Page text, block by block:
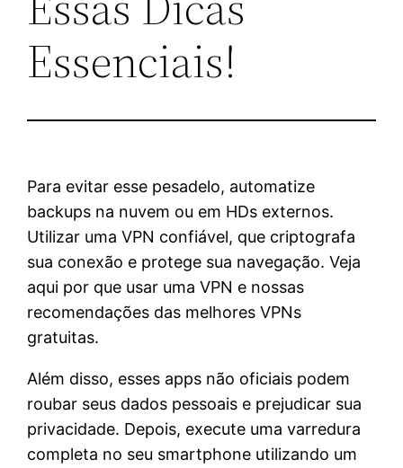
Essenciais!
Para evitar esse pesadelo, automatize
backups na nuvem ou em HDs externos.
Utilizar uma VPN confiável, que criptografa
sua conexão e protege sua navegação. Veja
aqui por que usar uma VPN e nossas
recomendações das melhores VPNs
gratuitas.
Além disso, esses apps não oficiais podem
roubar seus dados pessoais e prejudicar sua
privacidade. Depois, execute uma varredura
completa no seu smartphone utilizando um